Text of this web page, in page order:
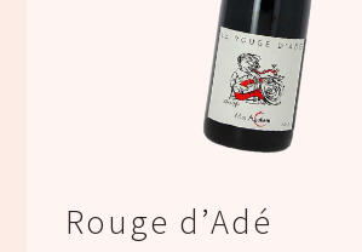
Rouge d’Adé